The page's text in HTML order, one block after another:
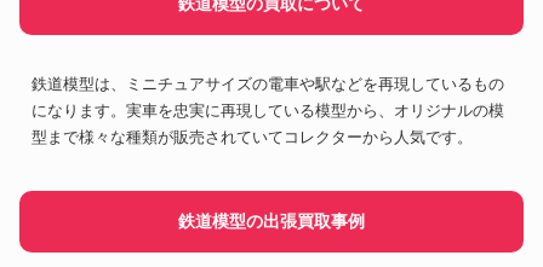
鉄道模型の買取について
鉄道模型は、ミニチュアサイズの電車や駅などを再現しているもの
になります。実車を忠実に再現している模型から、オリジナルの模
型まで様々な種類が販売されていてコレクターから人気です。
鉄道模型の出張買取事例